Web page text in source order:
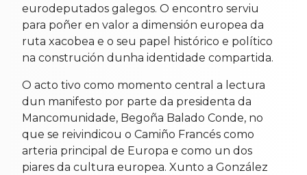
eurodeputados galegos. O encontro serviu
para poñer en valor a dimensión europea da
ruta xacobea e o seu papel histórico e político
na construción dunha identidade compartida.
O acto tivo como momento central a lectura
dun manifesto por parte da presidenta da
Mancomunidade, Begoña Balado Conde, no
que se reivindicou o Camiño Francés como
arteria principal de Europa e como un dos
piares da cultura europea. Xunto a González